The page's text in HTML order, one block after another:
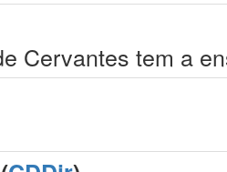
Cervantes tem a